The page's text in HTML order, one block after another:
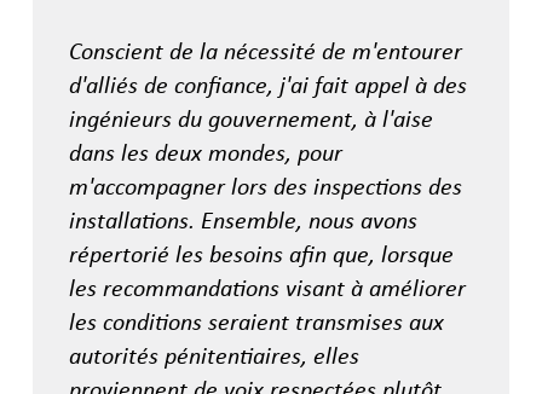
Conscient de la nécessité de m'entourer
d'alliés de confiance, j'ai fait appel à des
ingénieurs du gouvernement, à l'aise
dans les deux mondes, pour
m'accompagner lors des inspections des
installations. Ensemble, nous avons
répertorié les besoins afin que, lorsque
les recommandations visant à améliorer
les conditions seraient transmises aux
autorités pénitentiaires, elles
proviennent de voix respectées plutôt